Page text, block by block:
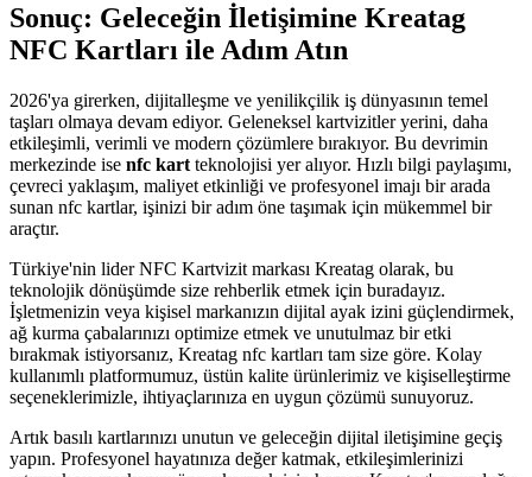
Sonuç: Geleceğin İletişimine Kreatag
NFC Kartları ile Adım Atın
2026'ya girerken, dijitalleşme ve yenilikçilik iş dünyasının temel
taşları olmaya devam ediyor. Geleneksel kartvizitler yerini, daha
etkileşimli, verimli ve modern çözümlere bırakıyor. Bu devrimin
merkezinde ise nfc kart teknolojisi yer alıyor. Hızlı bilgi paylaşımı,
çevreci yaklaşım, maliyet etkinliği ve profesyonel imajı bir arada
sunan nfc kartlar, işinizi bir adım öne taşımak için mükemmel bir
araçtır.
Türkiye'nin lider NFC Kartvizit markası Kreatag olarak, bu
teknolojik dönüşümde size rehberlik etmek için buradayız.
İşletmenizin veya kişisel markanızın dijital ayak izini güçlendirmek,
ağ kurma çabalarınızı optimize etmek ve unutulmaz bir etki
bırakmak istiyorsanız, Kreatag nfc kartları tam size göre. Kolay
kullanımlı platformumuz, üstün kalite ürünlerimiz ve kişiselleştirme
seçeneklerimizle, ihtiyaçlarınıza en uygun çözümü sunuyoruz.
Artık basılı kartlarınızı unutun ve geleceğin dijital iletişimine geçiş
yapın. Profesyonel hayatınıza değer katmak, etkileşimlerinizi